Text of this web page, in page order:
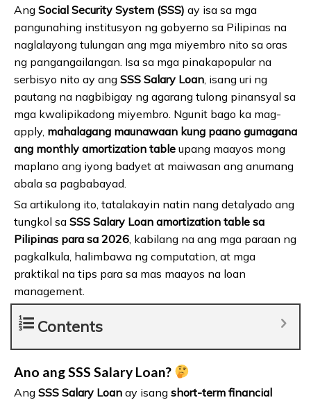
Ang Social Security System (SSS) ay isa sa mga
pangunahing institusyon ng gobyerno sa Pilipinas na
naglalayong tulungan ang mga miyembro nito sa oras
ng pangangailangan. Isa sa mga pinakapopular na
serbisyo nito ay ang SSS Salary Loan , isang uri ng
pautang na nagbibigay ng agarang tulong pinansyal sa
mga kwalipikadong miyembro. Ngunit bago ka mag-
apply, mahalagang maunawaan kung paano gumagana
ang monthly amortization table upang maayos mong
maplano ang iyong badyet at maiwasan ang anumang
abala sa pagbabayad.
Sa artikulong ito, tatalakayin natin nang detalyado ang
tungkol sa SSS Salary Loan amortization table sa
Pilipinas para sa 2026 , kabilang na ang mga paraan ng
pagkalkula, halimbawa ng computation, at mga
praktikal na tips para sa mas maayos na loan
management.
Contents
Ano ang SSS Salary Loan?
Ang SSS Salary Loan ay isang short-term financial